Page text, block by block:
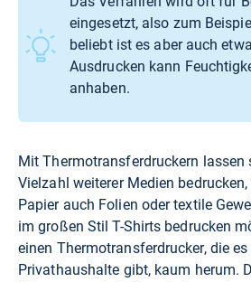
eingesetzt, also zum
beliebt ist es aber auch
Ausdrucken kann
anhaben.
Mit Thermotransferdruckern lassen
Vielzahl weiterer Medien
Papier auch Folien oder textile
im großen Stil T-Shirts bedrucken
einen Thermotransferdrucker, die
Privathaushalte gibt, kaum herum.